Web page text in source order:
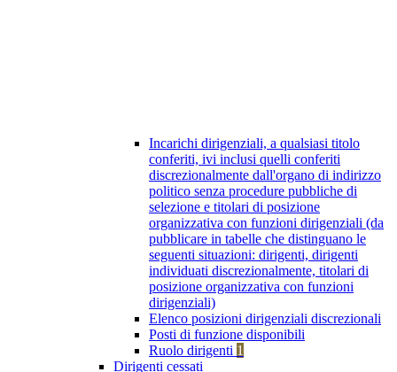
Incarichi dirigenziali, a qualsiasi titolo
conferiti, ivi inclusi quelli conferiti
discrezionalmente dall'organo di indirizzo
politico senza procedure pubbliche di
selezione e titolari di posizione
organizzativa con funzioni dirigenziali (da
pubblicare in tabelle che distinguano le
seguenti situazioni: dirigenti, dirigenti
individuati discrezionalmente, titolari di
posizione organizzativa con funzioni
dirigenziali)
Elenco posizioni dirigenziali discrezionali
Posti di funzione disponibili
Ruolo dirigenti 1
Dirigenti cessati